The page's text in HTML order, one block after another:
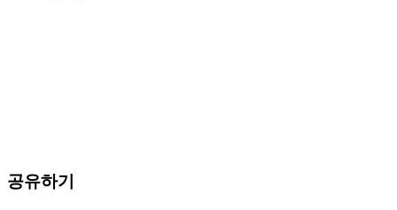
공유하기